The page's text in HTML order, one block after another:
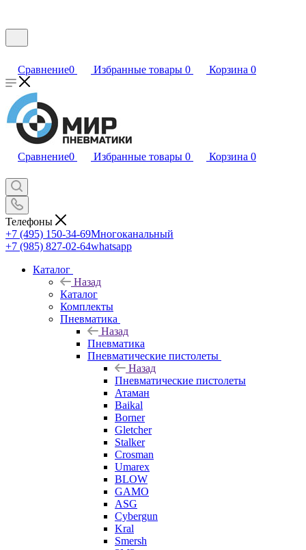
Сравнение0 Избранные товары 0 Корзина 0
Сравнение0 Избранные товары 0 Корзина 0
Телефоны
+7 (495) 150-34-69Многоканальный
+7 (985) 827-02-64whatsapp
Каталог
Назад
Каталог
Комплекты
Пневматика
Назад
Пневматика
Пневматические пистолеты
Назад
Пневматические пистолеты
Атаман
Baikal
Borner
Gletcher
Stalker
Crosman
Umarex
BLOW
GAMO
ASG
Cybergun
Kral
Smersh